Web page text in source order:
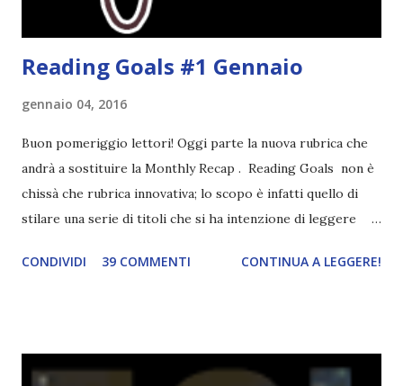
Reading Goals #1 Gennaio
gennaio 04, 2016
Buon pomeriggio lettori! Oggi parte la nuova rubrica che
andrà a sostituire la Monthly Recap . Reading Goals non è
chissà che rubrica innovativa; lo scopo è infatti quello di
stilare una serie di titoli che si ha intenzione di leggere
una rubrica per tenere sotto controllo le reading
spaziare con i generi letterari e non limitarmi al fantasy.
CONDIVIDI 39 COMMENTI CONTINUA A LEGGERE!